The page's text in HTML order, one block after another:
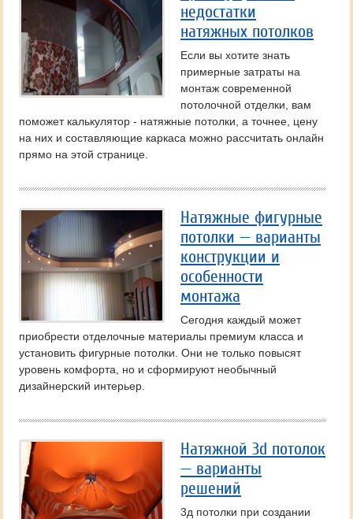
недостатки
натяжных потолков
Если вы хотите знать
примерные затраты на
монтаж современной
потолочной отделки, вам
поможет калькулятор - натяжные потолки, а точнее, цену
на них и составляющие каркаса можно рассчитать онлайн
прямо на этой странице.
Натяжные фигурные
потолки — варианты
конструкции и
особенности
монтажа
Сегодня каждый может
приобрести отделочные материалы премиум класса и
установить фигурные потолки. Они не только повысят
уровень комфорта, но и сформируют необычный
дизайнерский интерьер.
Натяжной 3d потолок
— варианты
решений
3д потолки при создании